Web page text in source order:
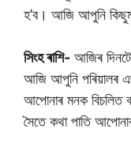
হ’ব। আজি আপুনি
সিংহ ৰাশি- আজিৰ
আজি আপুনি পৰিয়ালৰ
আপোনাৰ মনক বিচলিত
সৈতে কথা পাতি